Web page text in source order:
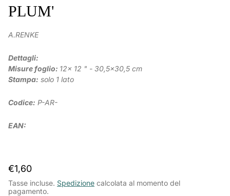
PLUM'
A.RENKE
Dettagli:
Misure foglio: 12x 12 " - 30,5x30,5 cm
Stampa: solo 1 lato
Codice: P-AR-
EAN:
Prezzo
normale
€1,60
Tasse incluse. Spedizione calcolata al momento del
pagamento.